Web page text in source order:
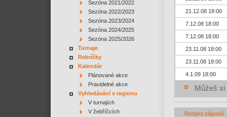
Sezóna 2021/2022
Sezóna 2022/2023
Sezóna 2023/2024
Sezóna 2024/2025
Sezóna 2025/2026
Turnaje
Rebríčky
Kalendár
Plánované akce
Pravidelné akce
Vyhledávání v regionu
V turnajích
V žebříčcích
21.12.08 18:00
7.12.08 18:00
7.12.08 18:00
23.11.08 18:00
23.11.08 18:00
4.1.09 18:00
Můžeš
Rozpis zápasů